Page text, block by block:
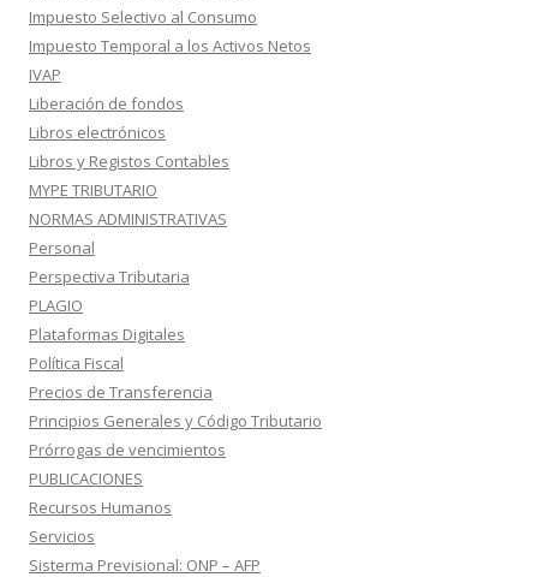
Impuesto Selectivo al Consumo
Impuesto Temporal a los Activos Netos
IVAP
Liberación de fondos
Libros electrónicos
Libros y Registos Contables
MYPE TRIBUTARIO
NORMAS ADMINISTRATIVAS
Personal
Perspectiva Tributaria
PLAGIO
Plataformas Digitales
Política Fiscal
Precios de Transferencia
Principios Generales y Código Tributario
Prórrogas de vencimientos
PUBLICACIONES
Recursos Humanos
Servicios
Sisterma Previsional: ONP – AFP